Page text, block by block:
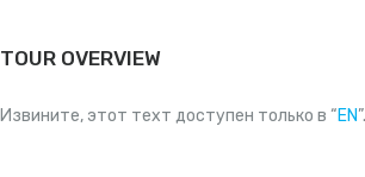
TOUR OVERVIEW
Извините, этот техт доступен только в “EN”.